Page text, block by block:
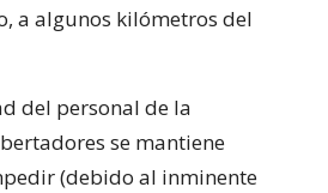
a algunos kilómetros del
del personal de la
se mantiene
(debido al inminente